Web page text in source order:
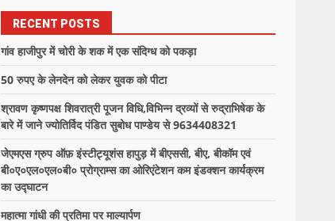
RECENT POSTS
गांव हाजीपुर में चोरी के शक में एक संदिग्ध को पकड़ा
50 रुपए के लेनदेन को लेकर युवक को पीटा
श्रावण कृष्णपक्ष शिवरात्री पूजन विधि,विभिन्न द्रव्यों से रुद्राभिषेक के
बारे में जाने ज्योतिर्विद पंडित सुबोध पाण्डेय से 9634408321
जेएमएस ग्रुप ऑफ़ इंस्टीट्यूशंस हापुड़ में बीएससी, बीए, बीकॉम एवं
बी०ए०एल०एल०बी० प्रोग्राम्स का ओरिएंटेशन कम इंडक्शन कार्यक्रम
का उद्घाटन
महात्मा गांधी की प्रतिमा पर माल्यार्पण